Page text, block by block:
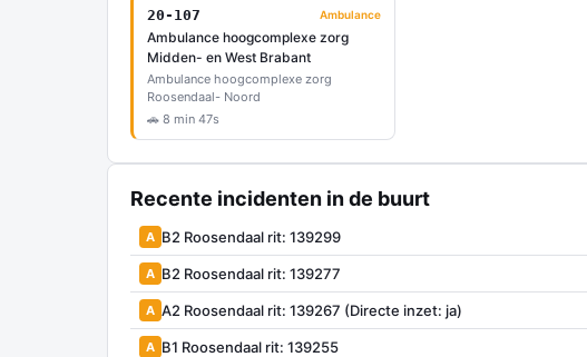
20-107 Ambulance
Ambulance hoogcomplexe zorg
Midden- en West Brabant
Ambulance hoogcomplexe zorg
Roosendaal- Noord
🚗 8 min 47s
Recente incidenten in de buurt
A B2 Roosendaal rit: 139299
A B2 Roosendaal rit: 139277
A A2 Roosendaal rit: 139267 (Directe inzet: ja)
A B1 Roosendaal rit: 139255